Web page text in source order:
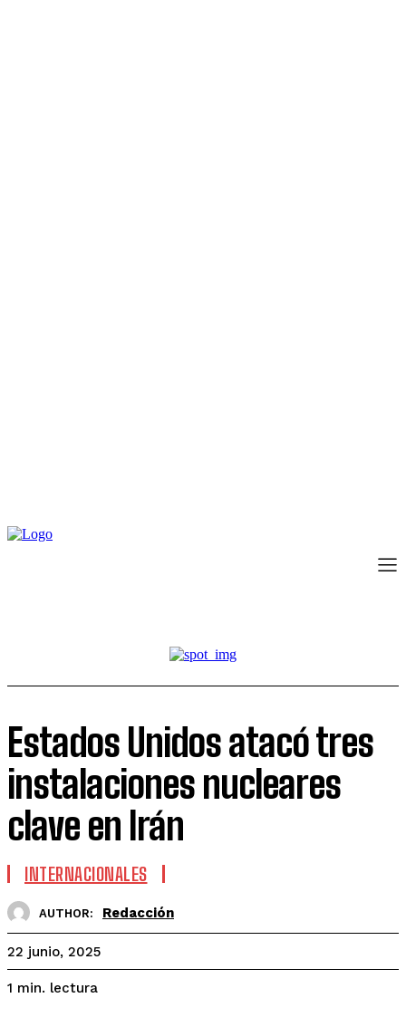
Estados Unidos atacó tres
instalaciones nucleares
clave en Irán
INTERNACIONALES
AUTHOR: Redacción
22 junio, 2025
1 min. lectura